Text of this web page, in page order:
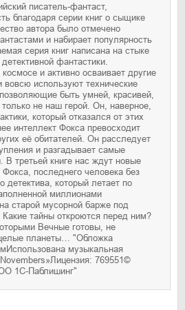
писатель-фантаст,
благодаря серии книг о сыщике
автора было отмечено
и набирает популярность
серия книг написана на стыке
фантастики.
и активно осваивает другие
используют технические
быть умней, красивей,
не наш герой. Он, наверное,
который отказался от этих
интеллект Фокса превосходит
её обитателей. Он расследует
и разгадывает самые
третьей книге нас ждут новые
последнего человека без
детектива, который летает по
миллионами
старой мусорной барже под
тайны откроются перед ним?
Вечные готовы, не
планеты… "Обложка
музыкальная
769551©
1С-Паблишинг"